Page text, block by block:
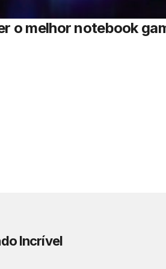
o melhor notebook
Incrível